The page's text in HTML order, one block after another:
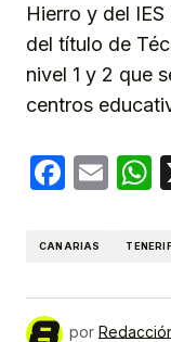
Hierro y del
del título de
nivel 1 y 2 que
centros
CANARIAS
por